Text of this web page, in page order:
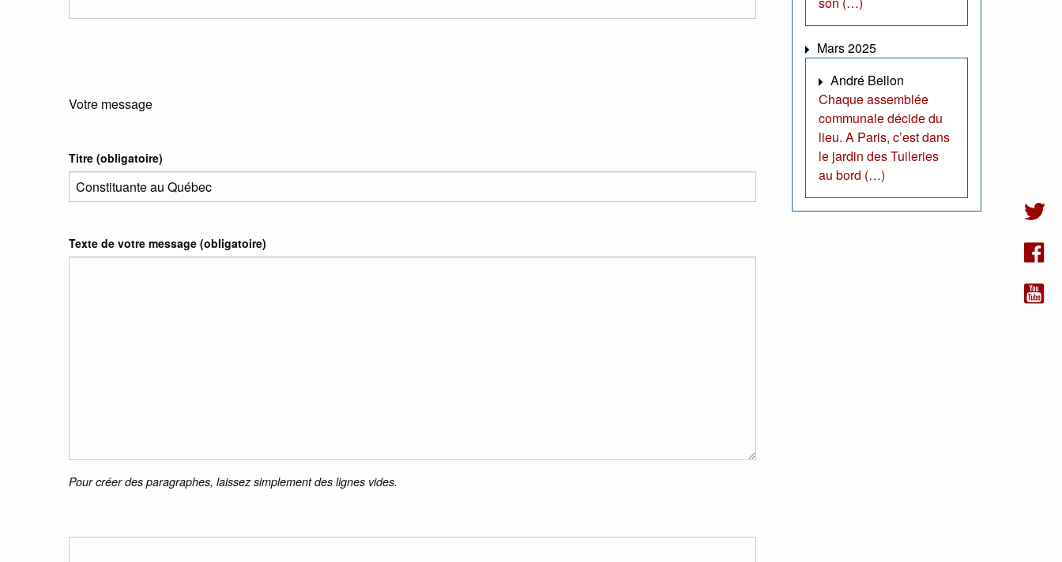
Votre message
Titre (obligatoire)
Texte de votre message (obligatoire)
Pour créer des paragraphes, laissez simplement des lignes vides.
Mars 2025
André Bellon
Chaque assemblée
communale décide du
lieu. A Paris, c’est dans
le jardin des Tuileries
au bord (…)